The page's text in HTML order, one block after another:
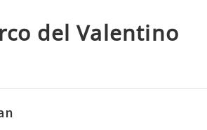
del Valentino